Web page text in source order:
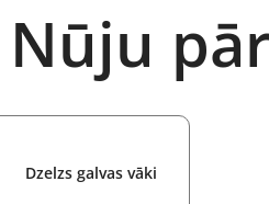
Nūju
Dzelzs galvas vāki